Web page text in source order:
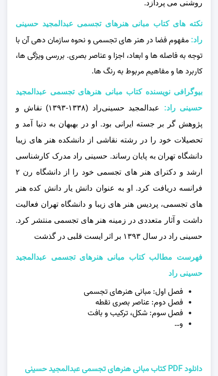
روشنی می‌ پردازد.
نکته های کتاب مبانی هنرهای تجسمی عبدالمجید حسینی
راد: مفهوم فضا در هنر های تجسمی و نحوه سازمان‌ دهی آن با
توجه به فاصله‌ ها و ابعاد، اجزا و عناصر بصری. بررسی ویژگی‌ ها،
کاربرد ها و مفاهیم مربوط به رنگ‌ ها.
بیوگرافی نویسنده کتاب مبانی هنرهای تجسمی عبدالمجید
حسینی راد:
عبدالمجید حسینی‌راد (۱۳۳۸-۱۳۹۳) نقاش و
پژوهش گر بر جسته ایرانی بود. او در بهبهان به دنیا آمد و
تحصیلات خود را در رشته نقاشی از دانشکده هنر های زیبا
دانشگاه تهران به پایان رساند. حسینی‌ راد مدرک کارشناسی
ارشد و دکترای هنر های تجسمی خود را از دانشگاه رن ۲
فرانسه دریافت کرد. او به عنوان دانش یار دانش کده هنر
های تجسمی، پردیس هنر های زیبا و دانشگاه تهران فعالیت
داشت و آثار متعددی در زمینه هنر های تجسمی منتشر کرد.
حسینی‌ راد در سال ۱۳۹۳ بر اثر ایست قلبی در گذشت
فهرست مطالب کتاب مبانی هنرهای تجسمی عبدالمجید
حسینی راد
فصل اول: مبانی هنرهای تجسمی
فصل دوم: عناصر بصری نقطه
فصل سوم: شکل، ترکیب و بافت
و…
دانلود PDF کتاب مبانی هنرهای تجسمی عبدالمجید حسینی